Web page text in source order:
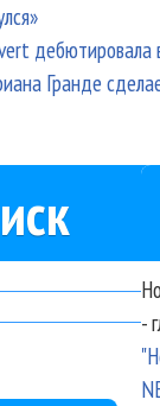
дебютировала
Гранде
-